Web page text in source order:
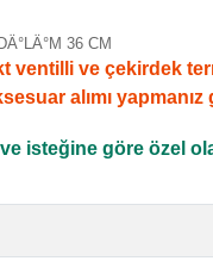
ve çekirdek
alımı
isteğine göre özel